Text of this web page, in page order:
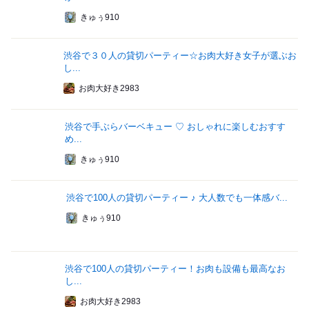
きゅぅ910
渋谷で３０人の貸切パーティー☆お肉大好き女子が選ぶお
し...
お肉大好き2983
渋谷で手ぶらバーベキュー ♡ おしゃれに楽しむおすす
め...
きゅぅ910
渋谷で100人の貸切パーティー ♪ 大人数でも一体感バ...
きゅぅ910
渋谷で100人の貸切パーティー！お肉も設備も最高なお
し...
お肉大好き2983